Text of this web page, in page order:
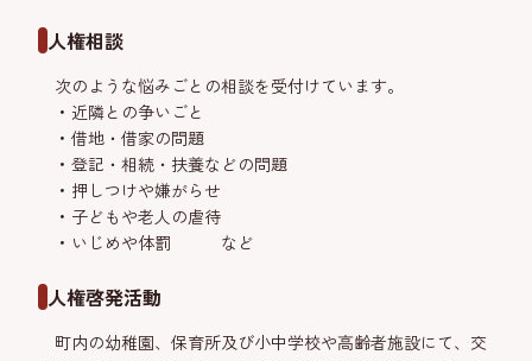
人権相談
次のような悩みごとの相談を受付けています。
近隣との争いごと
借地・借家の問題
登記・相続・扶養などの問題
押しつけや嫌がらせ
子どもや老人の虐待
いじめや体罰 など
人権啓発活動
町内の幼稚園、保育所及び小中学校や高齢者施設にて、交